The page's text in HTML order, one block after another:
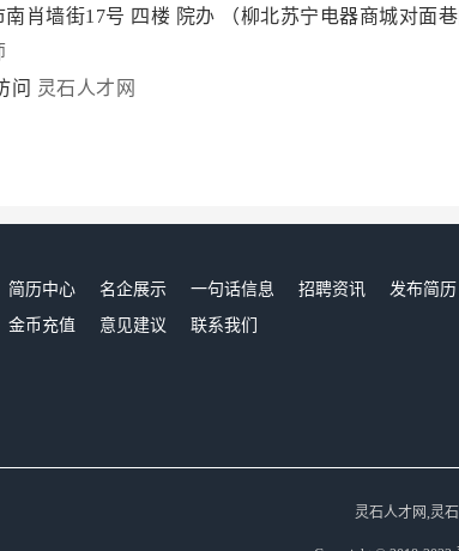
肖墙街17号 四楼 院办 （柳北苏宁电器商城对面巷
问 灵石人才网
简历中心 名企展示 一句话信息 招聘资讯 发布简历
金币充值 意见建议 联系我们
灵石人才网,灵